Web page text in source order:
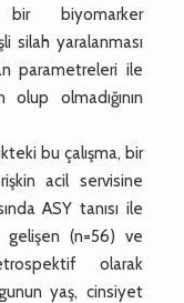
biyomarker
silah yaralanması
parametreleri ile
olmadığının
bu çalışma, bir
acil servisine
ASY tanısı ile
(n=56) ve
olarak
yaş, cinsiyet